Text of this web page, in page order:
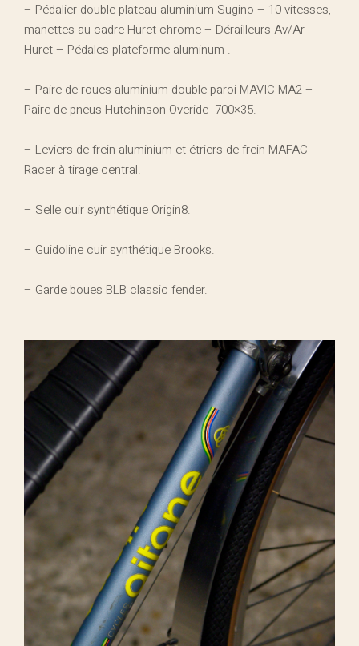
– Pédalier double plateau aluminium Sugino – 10 vitesses,
manettes au cadre Huret chrome – Dérailleurs Av/Ar
Huret – Pédales plateforme aluminum .
– Paire de roues aluminium double paroi MAVIC MA2 –
Paire de pneus Hutchinson Overide 700×35.
– Leviers de frein aluminium et étriers de frein MAFAC
Racer à tirage central.
– Selle cuir synthétique Origin8.
– Guidoline cuir synthétique Brooks.
– Garde boues BLB classic fender.